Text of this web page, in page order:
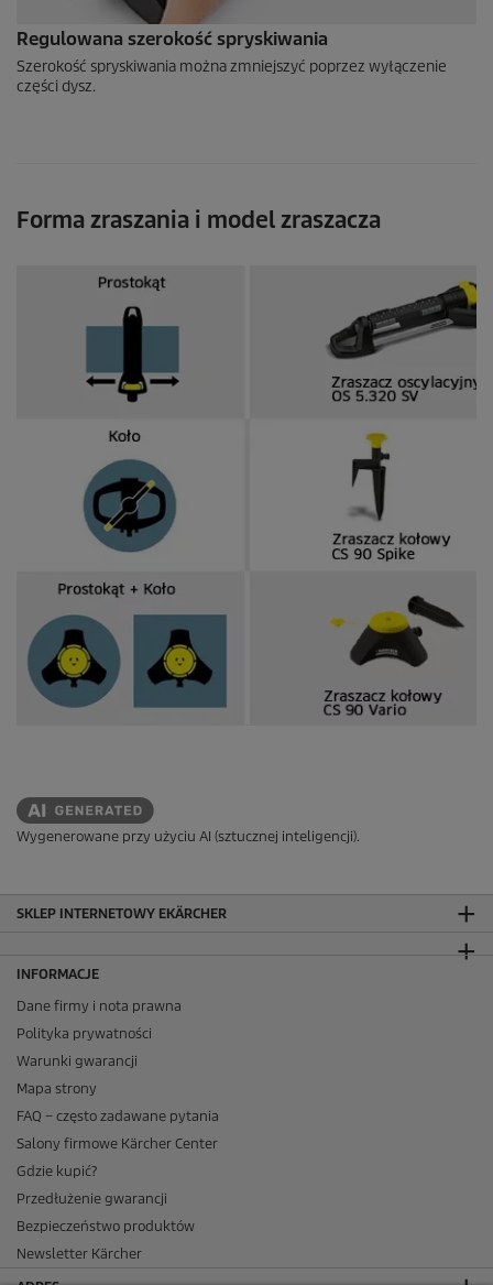
Regulowana szerokość spryskiwania
Szerokość spryskiwania można zmniejszyć poprzez wyłączenie
części dysz.
Forma zraszania i model zraszacza
Wygenerowane przy użyciu AI (sztucznej inteligencji).
SKLEP INTERNETOWY EKÄRCHER
INFORMACJE
Dane firmy i nota prawna
Polityka prywatności
Warunki gwarancji
Mapa strony
FAQ – często zadawane pytania
Salony firmowe Kärcher Center
Gdzie kupić?
Przedłużenie gwarancji
Bezpieczeństwo produktów
Newsletter Kärcher